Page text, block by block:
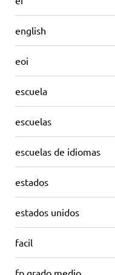
english
eoi
escuela
escuelas
escuelas de idiomas
estados
estados unidos
facil
fp grado medio